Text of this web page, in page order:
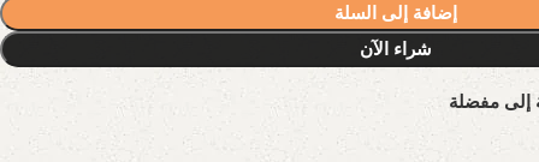
إضافة إلى السلة
شراء الآن
إلى مفضلة